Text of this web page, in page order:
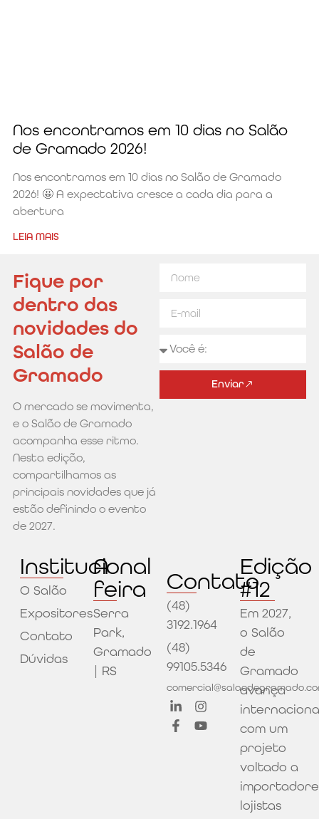
Nos encontramos em 10 dias no Salão
de Gramado 2026!
Nos encontramos em 10 dias no Salão de Gramado
2026! 🤩 A expectativa cresce a cada dia para a
abertura
LEIA MAIS
Fique por
dentro das
novidades do
Salão de
Gramado
O mercado se movimenta,
e o Salão de Gramado
acompanha esse ritmo.
Nesta edição,
compartilhamos as
principais novidades que já
estão definindo o evento
de 2027.
Enviar
Institucional
O Salão
Expositores
Contato
Dúvidas
A
feira
Serra
Park,
Gramado
| RS
Contato
(48)
3192.1964
(48)
99105.5346
Edição
#12
Em 2027,
o Salão
de
Gramado
avança
com um
projeto
voltado a
lojistas